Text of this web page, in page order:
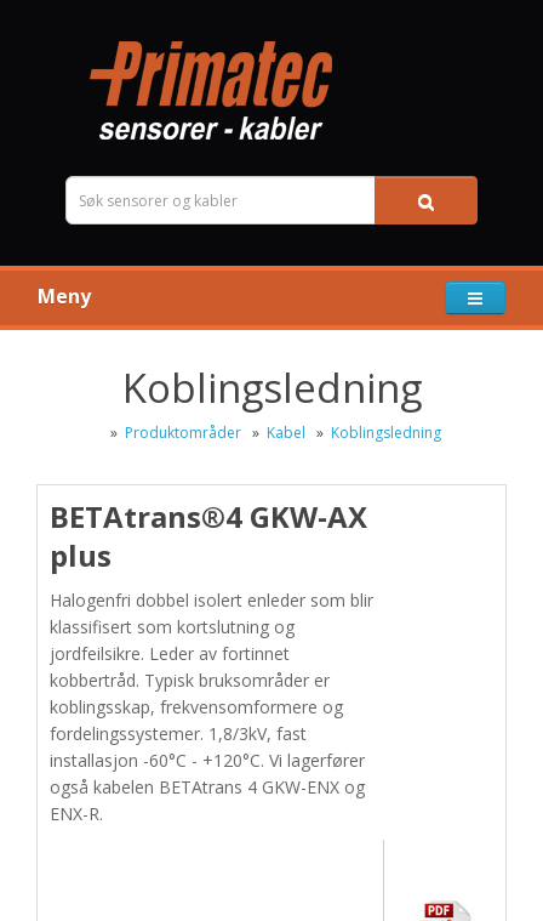
Meny
Koblingsledning
» Produktområder» Kabel » Koblingsledning
BETAtrans®4 GKW-AX
plus
Halogenfri dobbel isolert enleder som blir
klassifisert som kortslutning og
jordfeilsikre. Leder av fortinnet
kobbertråd. Typisk bruksområder er
koblingsskap, frekvensomformere og
fordelingssystemer. 1,8/3kV, fast
installasjon -60°C - +120°C. Vi lagerfører
også kabelen BETAtrans 4 GKW-ENX og
ENX-R.